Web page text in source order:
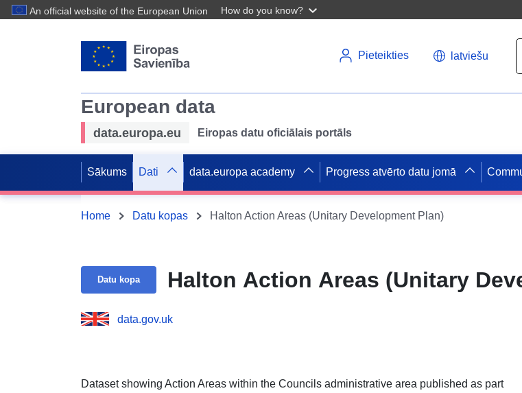
An official website of the European Union How do you know?
Pieteikties latviešu
European data
data.europa.eu Eiropas datu oficiālais portāls
Sākums Dati data.europa academy Progress atvērto datu jomā
Home Datu kopas Halton Action Areas (Unitary Development Plan)
Datu kopa Halton Action Areas (Unitary
data.gov.uk
Dataset showing Action Areas within the Councils administrative area published as part